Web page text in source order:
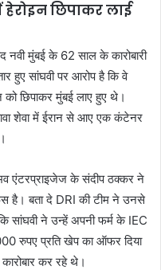
छिपाकर लाई
नवी मुंबई के 62 साल के कारोबारी
हुए सांघवी पर आरोप है कि वे
छिपाकर मुंबई लाए हुए थे।
शेवा में ईरान से आए एक कंटेनर
एंटरप्राइजेज के संदीप ठक्कर ने
है। बता दे DRI की टीम ने उनसे
सांघवी ने उन्हें अपनी फर्म के IEC
रुपए प्रति खेप का ऑफर दिया
कर रहे थे।